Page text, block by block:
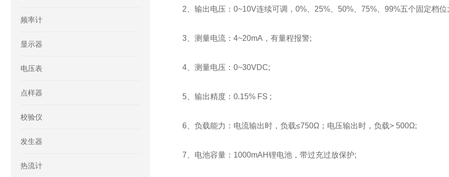
频率计
显示器
电压表
点样器
校验仪
发生器
热流计
2、输出电压：0~10V连续可调，0%、25%、50%、75%、99%五个固定档位;
3、测量电流：4~20mA，有量程报警;
4、测量电压：0~30VDC;
5、输出精度：0.15% FS ;
6、负载能力：电流输出时，负载≤750Ω；电压输出时，负载> 500Ω;
7、电池容量：1000mAH锂电池，带过充过放保护;